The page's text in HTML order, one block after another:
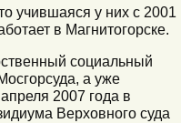
учившаяся у них с 2001
в Магнитогорске.
социальный
а уже
2007 года в
Верховного суда